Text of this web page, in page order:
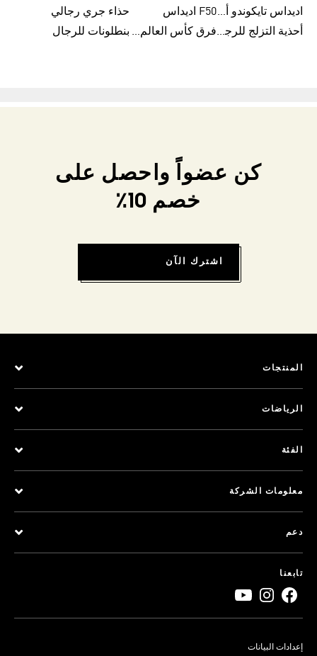
اديداس تايكوندو أورجنالزF50 اديداس
حذاء جري رجالي
أحذية التزلج للرجال
فرق كأس العالم FIFA 26™ بنطلونات للرجال
كن عضواً واحصل على
خصم 10٪
اشترك الآن
المنتجات
الرياضات
الفئة
معلومات الشركة
دعم
تابعنا
إعدادات البيانات